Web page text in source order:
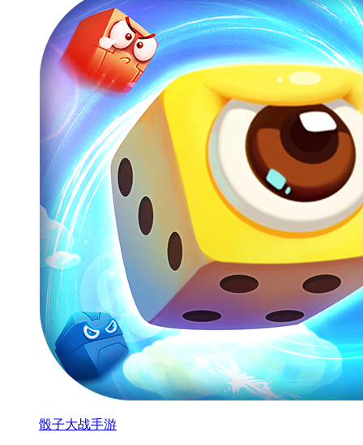
骰子大战手游